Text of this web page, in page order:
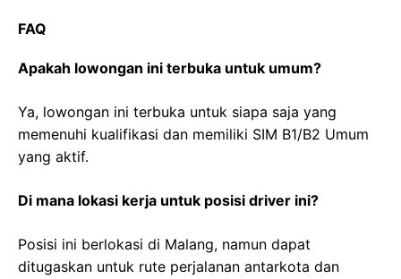
FAQ
Apakah lowongan ini terbuka untuk umum?
Ya, lowongan ini terbuka untuk siapa saja yang
memenuhi kualifikasi dan memiliki SIM B1/B2 Umum
yang aktif.
Di mana lokasi kerja untuk posisi driver ini?
Posisi ini berlokasi di Malang, namun dapat
ditugaskan untuk rute perjalanan antarkota dan